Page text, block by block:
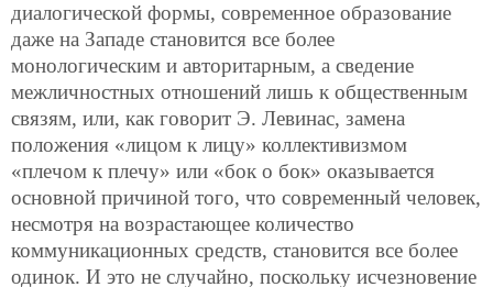
диалогической формы, современное образование
даже на Западе становится все более
монологическим и авторитарным, а сведение
межличностных отношений лишь к общественным
связям, или, как говорит Э. Левинас, замена
положения «лицом к лицу» коллективизмом
«плечом к плечу» или «бок о бок» оказывается
основной причиной того, что современный человек,
несмотря на возрастающее количество
коммуникационных средств, становится все более
одинок. И это не случайно, поскольку исчезновение